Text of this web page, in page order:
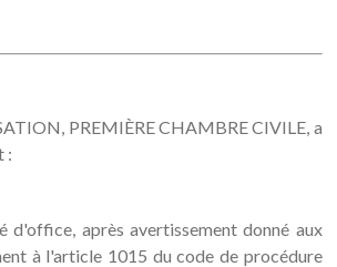
PREMIÈRE CHAMBRE CIVILE, a
:
d'office, après avertissement donné aux
à l'article 1015 du code de procédure